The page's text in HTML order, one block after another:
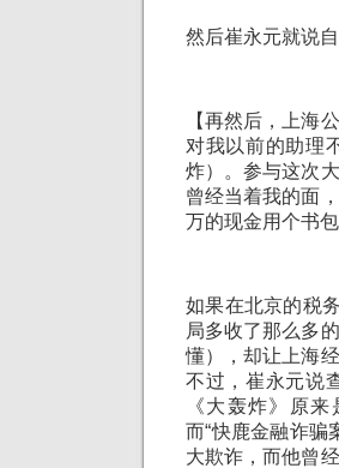
然后崔永元就说
【再然后，上海
对我以前的助理
炸）。参与这次
曾经当着我的面
万的现金用个书包
如果在北京的税
局多收了那么多
懂），却让上海
不过，崔永元说
《大轰炸》原
而“快鹿金融诈骗
大欺诈，而他曾